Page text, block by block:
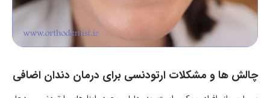
چالش ها و مشکلات ارتودنسی برای درمان دندان اضافی